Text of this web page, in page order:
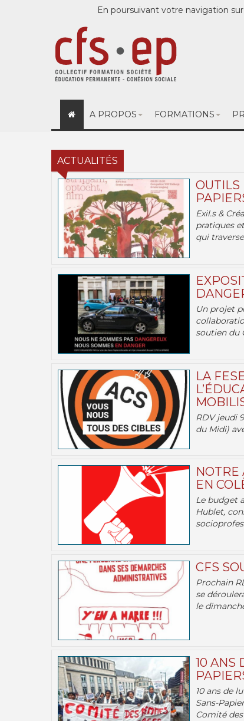
En poursuivant votre navigation
A PROPOS FORMATIONS
ACTUALITÉS
OUTILS
Exil.s &
pratiques
qui
Un projet
soutien du
LA
RDV jeudi
du Midi)
NOTRE
EN
Le budget
Hublet,
CFS
Prochain
se
le
10 ANS
10 ans de
Sans-
Comité